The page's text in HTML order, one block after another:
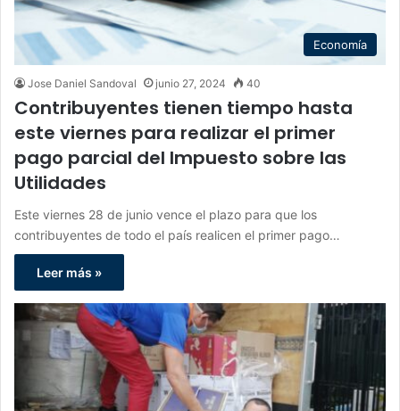
Economía
Jose Daniel Sandoval junio 27, 2024 40
Contribuyentes tienen tiempo hasta
este viernes para realizar el primer
pago parcial del Impuesto sobre las
Utilidades
Este viernes 28 de junio vence el plazo para que los
contribuyentes de todo el país realicen el primer pago…
Leer más »